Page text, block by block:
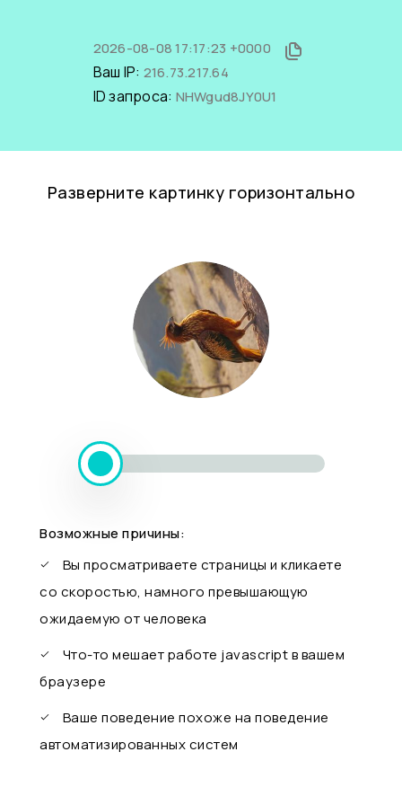
2026-08-08 17:17:23 +0000
Ваш IP: 216.73.217.64
ID запроса: NHWgud8JY0U1
Разверните картинку горизонтально
Возможные причины:
Вы просматриваете страницы и кликаете
со скоростью, намного превышающую
ожидаемую от человека
Что-то мешает работе javascript в вашем
браузере
Ваше поведение похоже на поведение
автоматизированных систем